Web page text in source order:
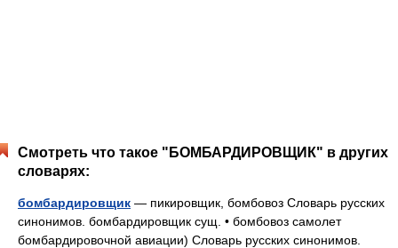
Смотреть что такое "БОМБАРДИРОВЩИК" в других
словарях:
бомбардировщик — пикировщик, бомбовоз Словарь русских
синонимов. бомбардировщик сущ. • бомбовоз самолет
бомбардировочной авиации) Словарь русских синонимов.